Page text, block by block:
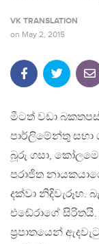
VK TRANSLATION
on May 2, 2015
මීටත් වඩා
පාර්ලිමේන්තු සභා
බූරු ගසා,
පරාජිත
දක්වා නිදිවැරූහ.
එඬේරාගේ
ප‍්‍රපාතයෙන්